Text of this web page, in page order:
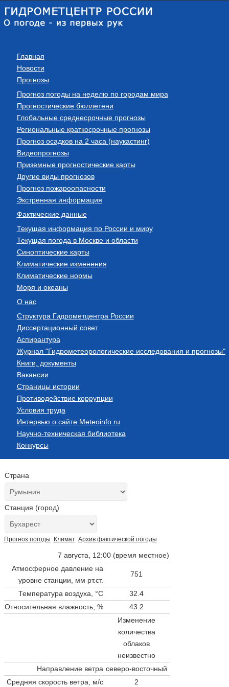
Главная
Новости
Прогнозы
Прогноз погоды на неделю по городам мира
Прогностические бюллетени
Глобальные среднесрочные прогнозы
Региональные краткосрочные прогнозы
Прогноз осадков на 2 часа (наукастинг)
Видеопрогнозы
Приземные прогностические карты
Другие виды прогнозов
Прогноз пожароопасности
Экстренная информация
Фактические данные
Текущая информация по России и миру
Текущая погода в Москве и области
Синоптические карты
Климатические изменения
Климатические нормы
Моря и океаны
О нас
Структура Гидрометцентра России
Диссертационный совет
Аспирантура
Журнал "Гидрометеорологические исследования и прогнозы"
Книги, документы
Вакансии
Страницы истории
Противодействие коррупции
Условия труда
Интервью о сайте Meteoinfo.ru
Научно-техническая библиотека
Конкурсы
Страна
Станция (город)
Прогноз погоды Климат Архив фактической погоды
7 августа, 12:00 (время местное)
Атмосферное давление на
уровне станции, мм рт.ст.
751
Температура воздуха, °C
32.4
Относительная влажность, %
43.2
Изменение
количества
облаков
неизвестно
Направление ветра северо-восточный
Средняя скорость ветра, м/с
2